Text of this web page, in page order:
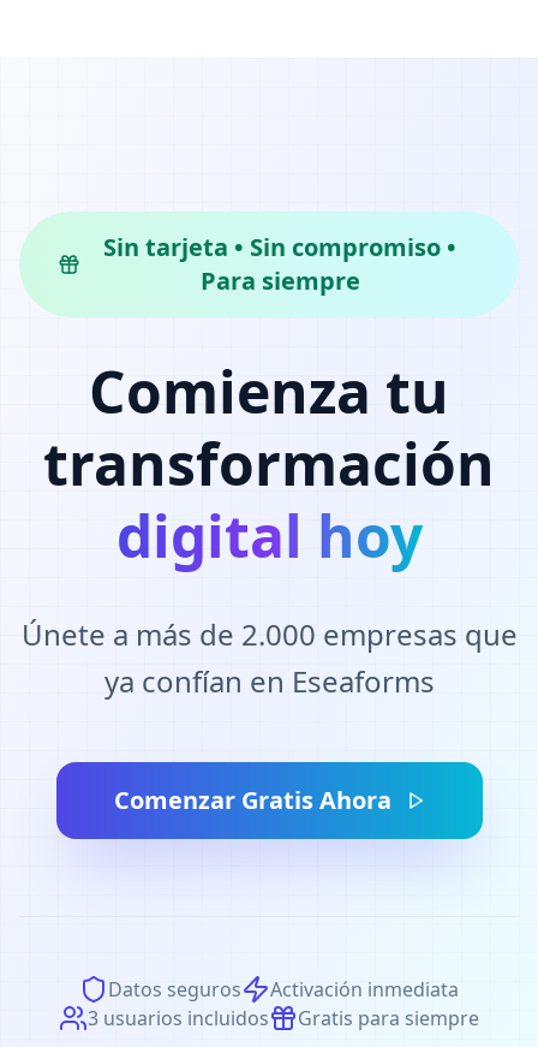
Sin tarjeta • Sin compromiso •
Para siempre
Comienza tu
transformación
digital hoy
Únete a más de 2.000 empresas que
ya confían en Eseaforms
Comenzar Gratis Ahora
Datos seguros
Activación inmediata
3 usuarios incluidos
Gratis para siempre